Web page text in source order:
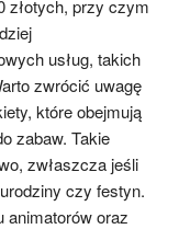
złotych, przy czym
usług, takich
zwrócić uwagę
które obejmują
zabaw. Takie
zwłaszcza jeśli
czy festyn.
animatorów oraz